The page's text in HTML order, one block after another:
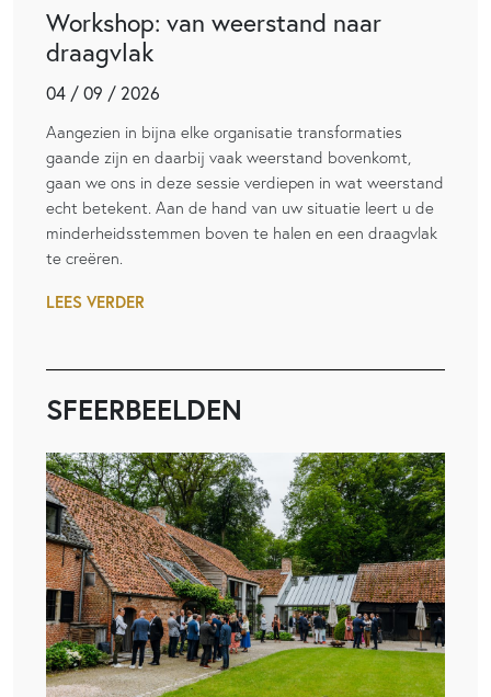
Workshop: van weerstand naar
draagvlak
04 / 09 / 2026
Aangezien in bijna elke organisatie transformaties
gaande zijn en daarbij vaak weerstand bovenkomt,
gaan we ons in deze sessie verdiepen in wat weerstand
echt betekent. Aan de hand van uw situatie leert u de
minderheidsstemmen boven te halen en een draagvlak
te creëren.
LEES VERDER
SFEERBEELDEN